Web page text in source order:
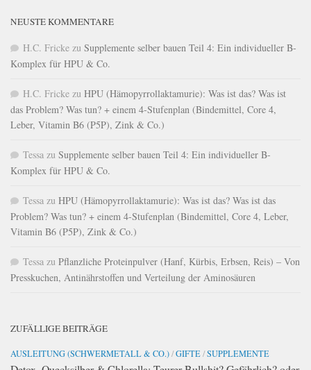
NEUSTE KOMMENTARE
H.C. Fricke zu Supplemente selber bauen Teil 4: Ein individueller B-
Komplex für HPU & Co.
H.C. Fricke zu HPU (Hämopyrrollaktamurie): Was ist das? Was ist
das Problem? Was tun? + einem 4-Stufenplan (Bindemittel, Core 4,
Leber, Vitamin B6 (P5P), Zink & Co.)
Tessa zu Supplemente selber bauen Teil 4: Ein individueller B-
Komplex für HPU & Co.
Tessa zu HPU (Hämopyrrollaktamurie): Was ist das? Was ist das
Problem? Was tun? + einem 4-Stufenplan (Bindemittel, Core 4, Leber,
Vitamin B6 (P5P), Zink & Co.)
Tessa zu Pflanzliche Proteinpulver (Hanf, Kürbis, Erbsen, Reis) – Von
Presskuchen, Antinährstoffen und Verteilung der Aminosäuren
ZUFÄLLIGE BEITRÄGE
AUSLEITUNG (SCHWERMETALL & CO.)/GIFTE/SUPPLEMENTE